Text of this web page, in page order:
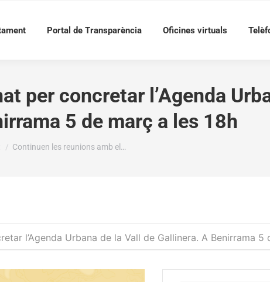
Portal de Transparència Oficines virtuals
per concretar l’Agenda
5 de març a les 18h
Continuen les reunions amb el…
l’Agenda Urbana de la Vall de Gallinera. A Benirrama 5